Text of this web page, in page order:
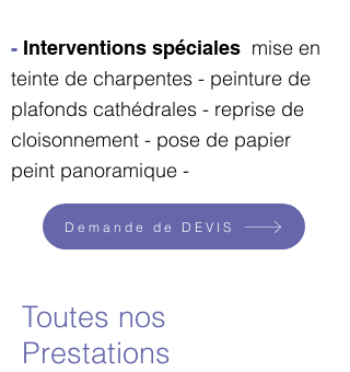
- Interventions spéciales mise en
teinte de charpentes - peinture de
plafonds cathédrales - reprise de
cloisonnement - pose de papier
peint panoramique -
Demande de DEVIS
Toutes nos
Prestations